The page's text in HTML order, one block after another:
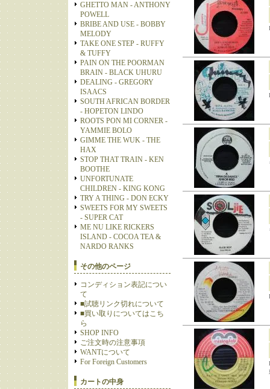
GHETTO MAN - ANTHONY
POWELL
BRIBE AND USE - BOBBY
MELODY
TAKE ONE STEP - RUFFY
& TUFFY
PAIN ON THE POORMAN
BRAIN - BLACK UHURU
DEALING - GREGORY
ISAACS
SOUTH AFRICAN BORDER
- HOPETON LINDO
ROOTS PON MI CORNER -
YAMMIE BOLO
GIMME THE WUK - THE
HAX
STOP THAT TRAIN - KEN
BOOTHE
UNFORTUNATE
CHILDREN - KING KONG
TRY A THING - DON ECKY
SWEETS FOR MY SWEETS
- SUPER CAT
ME NU LIKE RICKERS
ISLAND - COCOA TEA &
NARDO RANKS
その他のページ
コンディション表記につい
て
■試聴リンク切れについて
■買い取りについてはこち
ら
SHOP INFO
ご注文時の注意事項
WANTについて
For Foreign Customers
カートの中身